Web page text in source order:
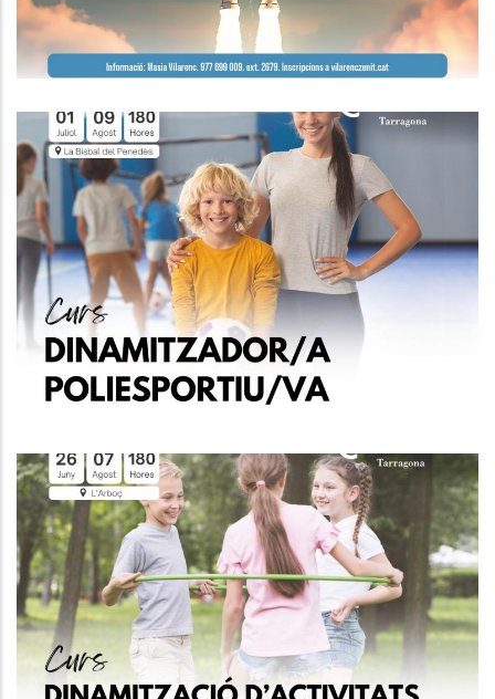
CURS DE MONITOR/A
POLIESPORTIU/VA Per Joves
D'entre 16 I 29 Anys Inscrits A
Garantia Juvenil
Joventut
CURS DE MONITOR/A
POLIESPORTIU/VA Per Joves
D'entre 16 I 29 Anys Inscrits A
Garantia Juvenil
Joventut